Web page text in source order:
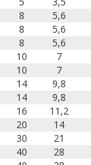
8
5,6
8
5,6
8
5,6
10
7
10
7
14
9,8
14
9,8
16
11,2
20
14
30
21
40
28